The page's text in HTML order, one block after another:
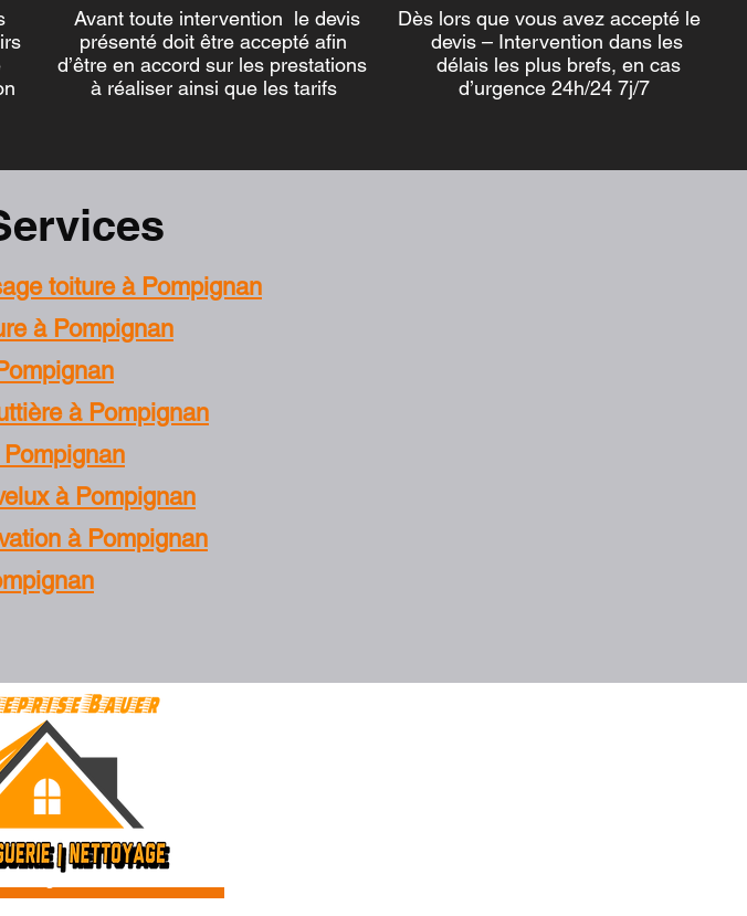
Avant toute intervention le devis
présenté doit être accepté afin
d’être en accord sur les prestations
à réaliser ainsi que les tarifs
Dès lors que vous avez accepté le
devis – Intervention dans les
délais les plus brefs, en cas
d’urgence 24h/24 7j/7
toiture à Pompignan
à Pompignan
à Pompignan
à Pompignan
à Pompignan